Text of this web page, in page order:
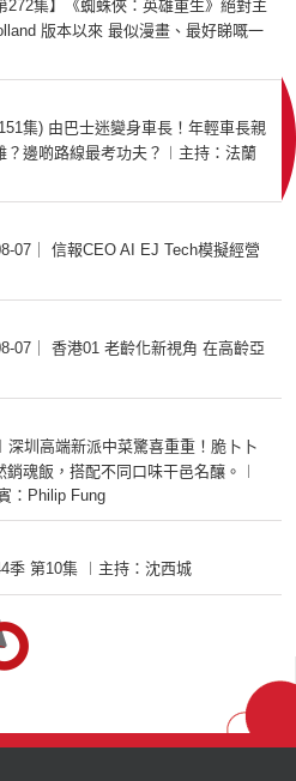
272集】《蜘蛛俠：英雄重生》絕對主
版本以來 最似漫畫、最好睇嘅一
集) 由巴士迷變身車長！年輕車長親
邊啲路線最考功夫？︱主持：法蘭
07｜ 信報CEO AI EJ Tech模擬經營
07｜ 香港01 老齡化新視角 在高齡亞
深圳高端新派中菜驚喜重重！脆卜卜
魂飯，搭配不同口味干邑名釀。︱
：Philip Fung
季 第10集 ︱主持：沈西城